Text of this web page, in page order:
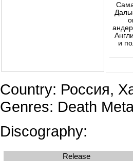
и
Country: Россия,
Genres: Death
Discography:
Release